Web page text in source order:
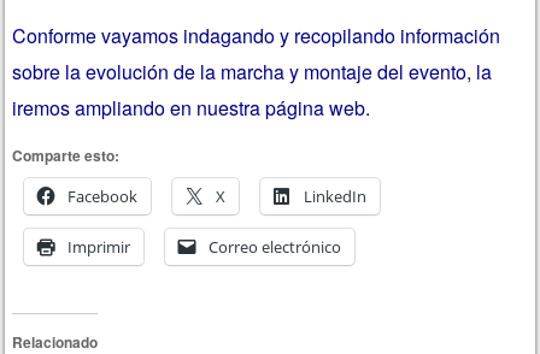
Conforme vayamos indagando y recopilando información
sobre la evolución de la marcha y montaje del evento, la
iremos ampliando en nuestra página web.
Comparte esto:
Facebook
X LinkedIn
Imprimir Correo electrónico
Relacionado